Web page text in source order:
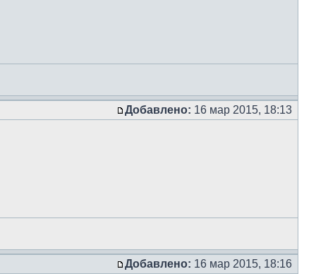
Добавлено: 16 мар 2015, 18:13
Добавлено: 16 мар 2015, 18:16